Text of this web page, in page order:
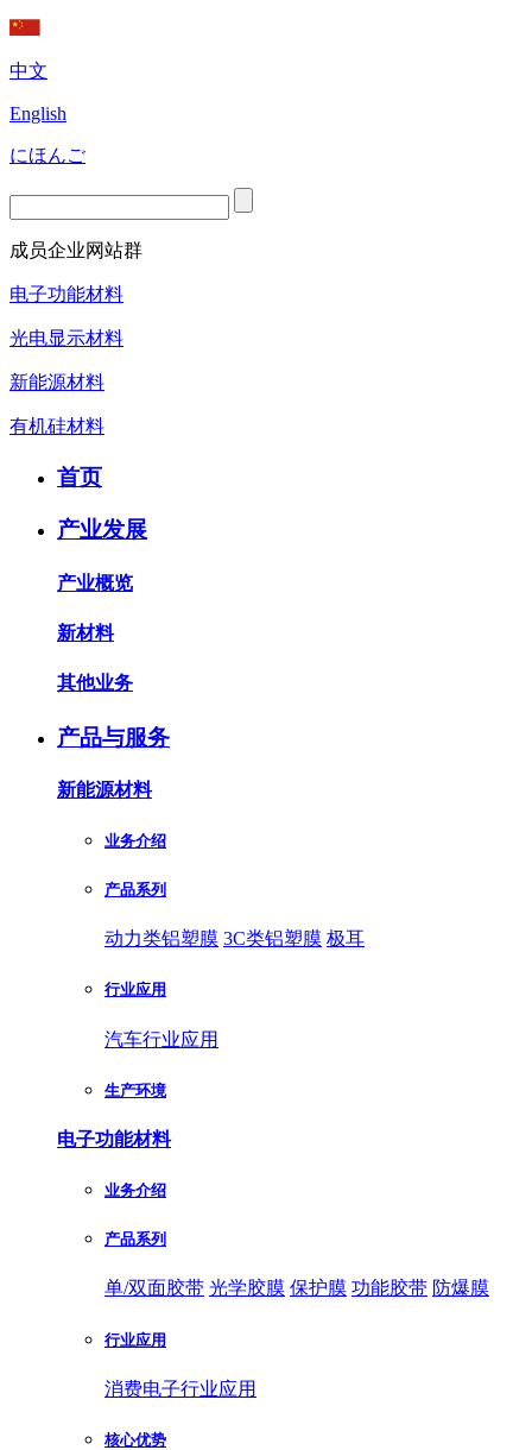
中文
English
にほんご
成员企业网站群
电子功能材料
光电显示材料
新能源材料
有机硅材料
首页
产业发展
产业概览
新材料
其他业务
产品与服务
新能源材料
业务介绍
产品系列
动力类铝塑膜 3C类铝塑膜 极耳
行业应用
汽车行业应用
生产环境
电子功能材料
业务介绍
产品系列
单/双面胶带 光学胶膜 保护膜 功能胶带 防爆膜
行业应用
消费电子行业应用
核心优势